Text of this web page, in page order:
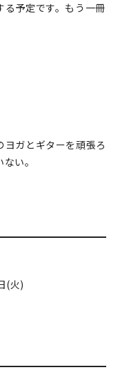
る予定です。もう一冊
ガとギターを頑張ろ
い。
(火)